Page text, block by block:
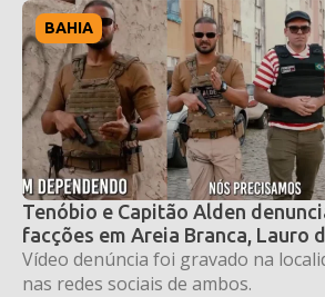
BAHIA
Tenóbio e Capitão Alden
facções em Areia Branca, Lauro
Vídeo denúncia foi gravado na
nas redes sociais de ambos.